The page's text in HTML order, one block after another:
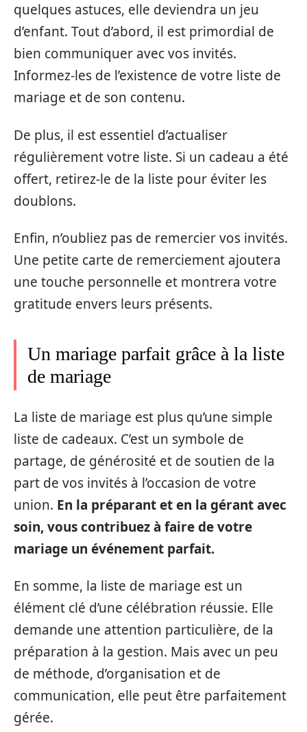
quelques astuces, elle deviendra un jeu
d’enfant. Tout d’abord, il est primordial de
bien communiquer avec vos invités.
Informez-les de l’existence de votre liste de
mariage et de son contenu.
De plus, il est essentiel d’actualiser
régulièrement votre liste. Si un cadeau a été
offert, retirez-le de la liste pour éviter les
doublons.
Enfin, n’oubliez pas de remercier vos invités.
Une petite carte de remerciement ajoutera
une touche personnelle et montrera votre
gratitude envers leurs présents.
Un mariage parfait grâce à la liste
de mariage
La liste de mariage est plus qu’une simple
liste de cadeaux. C’est un symbole de
partage, de générosité et de soutien de la
part de vos invités à l’occasion de votre
union. En la préparant et en la gérant avec
soin, vous contribuez à faire de votre
mariage un événement parfait.
En somme, la liste de mariage est un
élément clé d’une célébration réussie. Elle
demande une attention particulière, de la
préparation à la gestion. Mais avec un peu
de méthode, d’organisation et de
communication, elle peut être parfaitement
gérée.